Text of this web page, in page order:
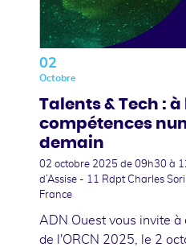
02
Octobre
Talents & Tech :
compétences
demain
02 octobre 2025 de 09h30 à
d’Assise - 11 Rdpt Charles
France
ADN Ouest vous invite
de l'ORCN 2025, le 2